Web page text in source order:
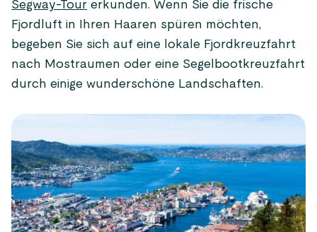
Segway-Tour erkunden. Wenn Sie die frische
Fjordluft in Ihren Haaren spüren möchten,
begeben Sie sich auf eine lokale Fjordkreuzfahrt
nach Mostraumen oder eine Segelbootkreuzfahrt
durch einige wunderschöne Landschaften.